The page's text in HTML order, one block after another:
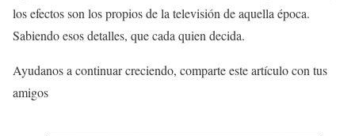
los efectos son los propios de la televisión de aquella época.
Sabiendo esos detalles, que cada quien decida.
Ayudanos a continuar creciendo, comparte este artículo con tus
amigos